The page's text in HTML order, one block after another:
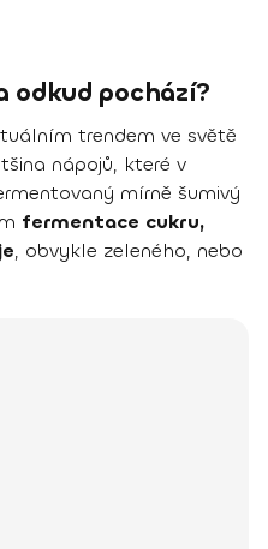
odkud pochází?
trendem ve světě
nápojů, které v
mírně šumivý
fermentace cukru,
, obvykle zeleného, nebo